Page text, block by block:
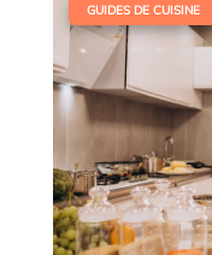
GUIDES DE CUISINE